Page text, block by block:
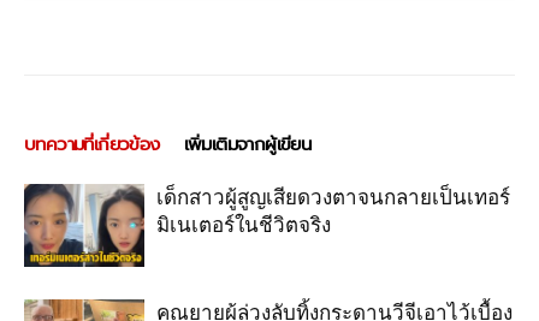
บทความที่เกี่ยวข้อง เพิ่มเติมจากผู้เขียน
เด็กสาวผู้สูญเสียดวงตาจนกลายเป็นเทอร์
มิเนเตอร์ในชีวิตจริง
คุุณยายผู้ล่วงลับทิ้งกระดานวีจีเอาไว้เบื้อง